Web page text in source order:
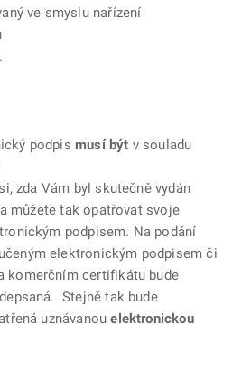
ve smyslu nařízení
podpis musí být v souladu
zda Vám byl skutečně vydán
můžete tak opatřovat svoje
podpisem. Na podání
elektronickým podpisem či
komerčním certifikátu bude
Stejně tak bude
uznávanouelektronickou